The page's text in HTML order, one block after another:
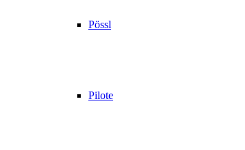
Pössl
Pilote